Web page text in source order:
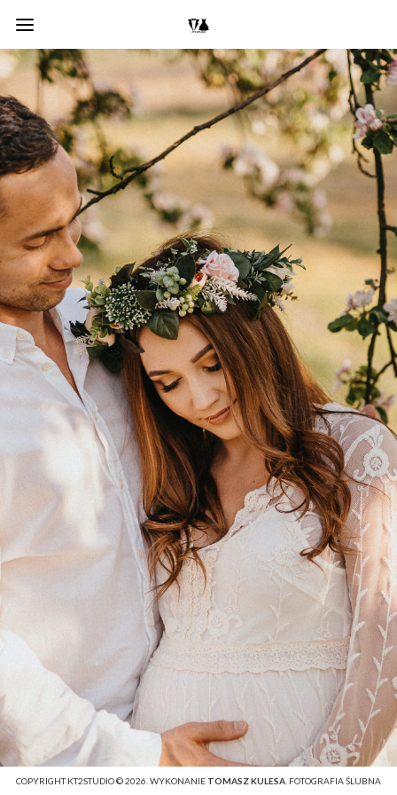
COPYRIGHT KT2STUDIO © 2026. WYKONANIE TOMASZ KULESA . FOTOGRAFIA ŚLUBNA